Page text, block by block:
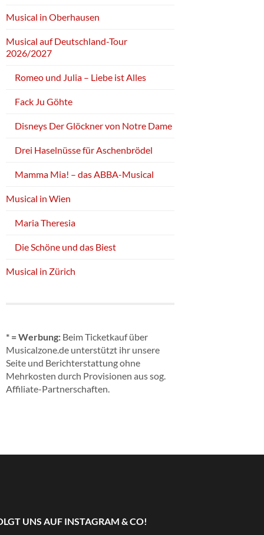
Musical in Oberhausen
Musical auf Deutschland-Tour
2026/2027
Romeo und Julia – Liebe ist Alles
Fack Ju Göhte
Disneys Der Glöckner von Notre Dame
Drei Haselnüsse für Aschenbrödel
Mamma Mia! – das ABBA-Musical
Musical in Wien
Maria Theresia
Die Schöne und das Biest
Musical in Zürich
* = Werbung: Beim Ticketkauf über
Musicalzone.de unterstützt ihr unsere
Seite und Berichterstattung ohne
Mehrkosten durch Provisionen aus sog.
Affiliate-Partnerschaften.
UNS AUF INSTAGRAM & CO!